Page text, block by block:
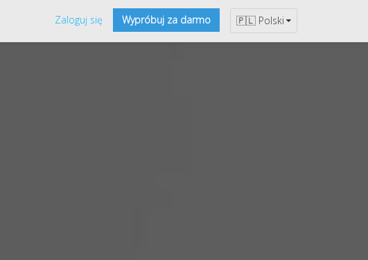
Zaloguj się Wypróbuj za darmo 🇵🇱 Polski